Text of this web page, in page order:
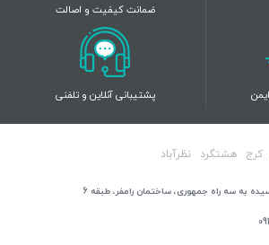
ضمانت کیفیت و اصالت
پشتیبانی آنلاین و تلفنی
کرج هشتگرد نظرآباد
به سه راه جمهوری، ساختمان رامفر، طبقه 6